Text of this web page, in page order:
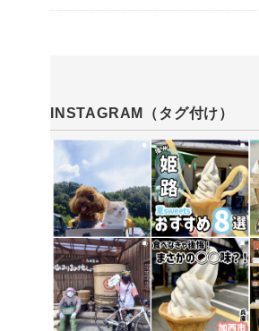
INSTAGRAM（タグ付け）